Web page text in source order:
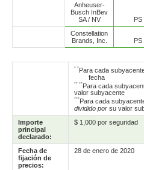
Anheuser-
Busch InBev
SA / NV
PS
Constellation
Brands, Inc.
PS
* *Para cada
fecha
** **Para cada
valor subyacente
***Para cada
dividido por su valor
Importe
principal
declarado:
$ 1,000 por seguridad
Fecha de
fijación de
precios:
28 de enero de 2020